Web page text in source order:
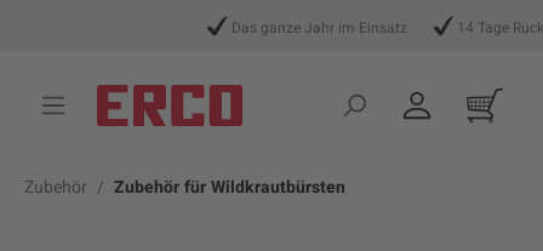
Das ganze Jahr im Einsatz 14 Tage
Zubehör Zubehör für Wildkrautbürsten